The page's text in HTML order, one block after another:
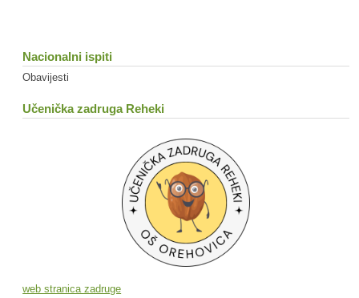
Nacionalni ispiti
Obavijesti
Učenička zadruga Reheki
web stranica zadruge